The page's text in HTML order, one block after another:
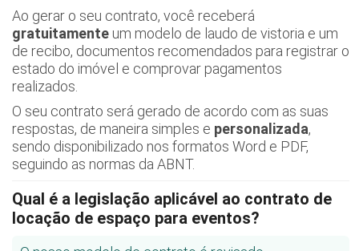
Ao gerar o seu contrato, você receberá
gratuitamente um modelo de laudo de vistoria e um
de recibo, documentos recomendados para registrar o
estado do imóvel e comprovar pagamentos
realizados.
O seu contrato será gerado de acordo com as suas
respostas, de maneira simples e personalizada,
sendo disponibilizado nos formatos Word e PDF,
seguindo as normas da ABNT.
Qual é a legislação aplicável ao contrato de
locação de espaço para eventos?